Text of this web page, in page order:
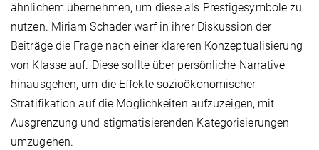
ähnlichem übernehmen, um diese als Prestigesymbole zu
nutzen. Miriam Schader warf in ihrer Diskussion der
Beiträge die Frage nach einer klareren Konzeptualisierung
von Klasse auf. Diese sollte über persönliche Narrative
hinausgehen, um die Effekte sozioökonomischer
Stratifikation auf die Möglichkeiten aufzuzeigen, mit
Ausgrenzung und stigmatisierenden Kategorisierungen
umzugehen.